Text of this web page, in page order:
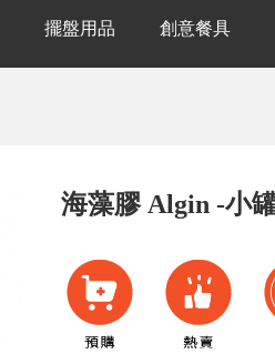
擺盤用品 創意餐具
海藻膠 Algin -小